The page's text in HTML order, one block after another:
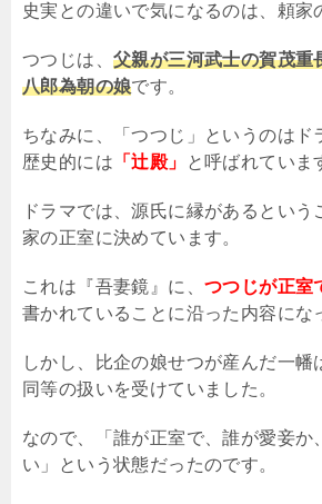
史実との違いで気になるのは、頼家
つつじは、 父親が三河武士の賀茂重
八郎為朝の娘です。
ちなみに、「つつじ」というのはド
歴史的には 「辻殿」 と呼ばれていま
ドラマでは、源氏に縁があるという
家の正室に決めています。
これは『吾妻鏡』に、 つつじが正室
書かれていることに沿った内容にな
しかし、比企の娘せつが産んだ一幡
同等の扱いを受けていました。
なので、「誰が正室で、誰が愛妾か
い」という状態だったのです。